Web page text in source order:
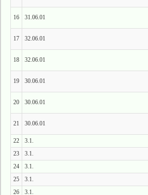
16 31.06.01
17 32.06.01
18 32.06.01
19 30.06.01
20 30.06.01
21 30.06.01
22
3.1.
23
3.1.
24
3.1.
25
3.1.
26
3.1.